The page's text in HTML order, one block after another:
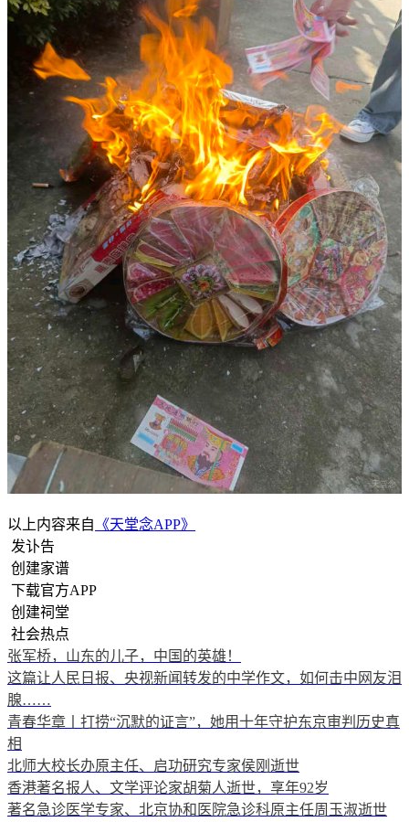
以上内容来自 《天堂念APP》
发讣告
创建家谱
下载官方APP
创建祠堂
社会热点
张军桥，山东的儿子，中国的英雄！
这篇让人民日报、央视新闻转发的中学作文，如何击中网友泪
腺……
青春华章丨打捞“沉默的证言”，她用十年守护东京审判历史真
相
北师大校长办原主任、启功研究专家侯刚逝世
香港著名报人、文学评论家胡菊人逝世，享年92岁
著名急诊医学专家、北京协和医院急诊科原主任周玉淑逝世